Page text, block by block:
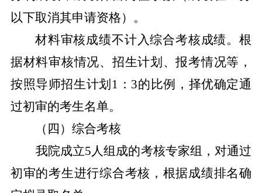
以下取消其申请资格）。
材料审核成绩不计入综合考核成绩。根
据材料审核情况、招生计划、报考情况等，
按照导师招生计划 1 ： 3的比例，择优确定通
过初审的考生名单。
（ 四 ）综合考核
我院成立5人组成的考核专家组，对通过
初审的考生进行综合考核，根据成绩排名确